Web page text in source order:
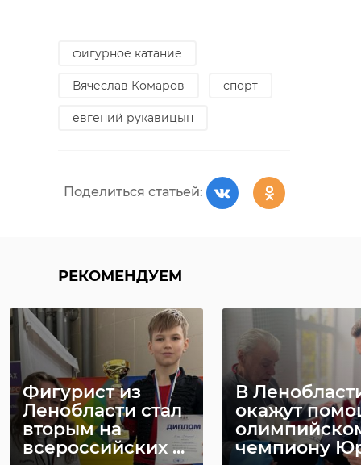
фигурное катание
Вячеслав Комаров спорт
евгений рукавицын
Поделиться статьей:
РЕКОМЕНДУЕМ
Фигурист из
Ленобласти стал
вторым на
всероссийских ...
В
окажут
чемпиону